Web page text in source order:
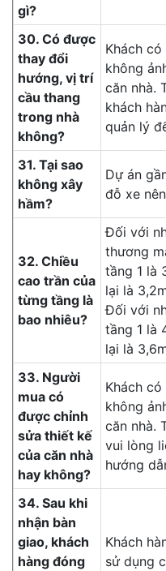
gì?
30. Có được
thay đổi
hướng, vị trí
cầu thang
trong nhà
không?
Khách
không
căn nhà.
khách
quản lý
31. Tại sao
không xây
hầm?
Dự án
đỗ xe
32. Chiều
cao trần của
từng tầng là
bao nhiêu?
Đối với
thương
tầng 1 là
lại là
Đối với
tầng 1 là
lại là
33. Người
mua có
được chỉnh
sửa thiết kế
của căn nhà
hay không?
Khách
không
căn nhà.
vui lòng
hướng
34. Sau khi
nhận bàn
giao, khách
hàng đóng
Khách
sử dụng